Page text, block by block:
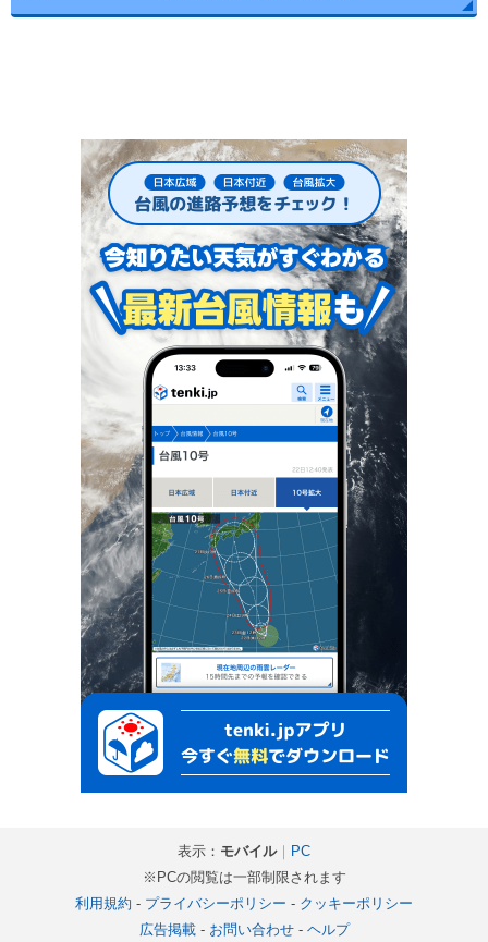
表示： モバイル｜ PC
※PCの閲覧は一部制限されます
利用規約 - プライバシーポリシー - クッキーポリシー
広告掲載- お問い合わせ- ヘルプ